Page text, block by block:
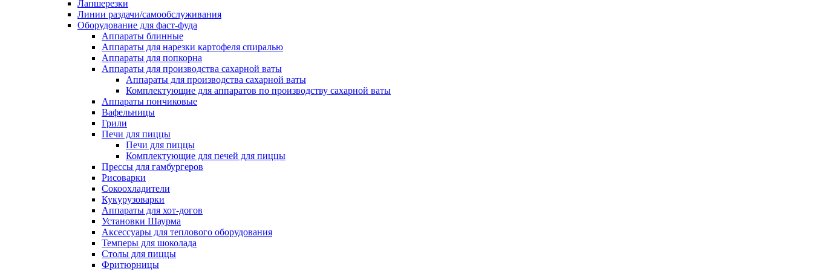
Лапшерезки
Линии раздачи/самообслуживания
Оборудование для фаст-фуда
Аппараты блинные
Аппараты для нарезки картофеля спиралью
Аппараты для попкорна
Аппараты для производства сахарной ваты
Аппараты для производства сахарной ваты
Комплектующие для аппаратов по производству сахарной ваты
Аппараты пончиковые
Вафельницы
Грили
Печи для пиццы
Печи для пиццы
Комплектующие для печей для пиццы
Прессы для гамбургеров
Рисоварки
Сокоохладители
Кукурузоварки
Аппараты для хот-догов
Установки Шаурма
Аксессуары для теплового оборудования
Темперы для шоколада
Столы для пиццы
Фритюрницы